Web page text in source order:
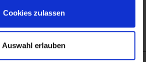
Cookies zulassen
Auswahl erlauben
des Arbeitsmarktservice